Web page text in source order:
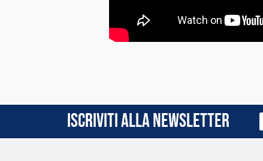
ISCRIVITI ALLA NEWSLETTER